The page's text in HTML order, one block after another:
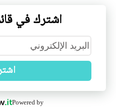
اشترك في
Powered by